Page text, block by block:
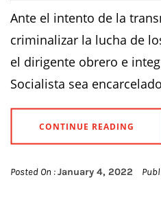
Ante el intento de la
criminalizar la lucha de
el dirigente obrero e
Socialista sea
CONTINUE READING
Posted On :January 4, 2022